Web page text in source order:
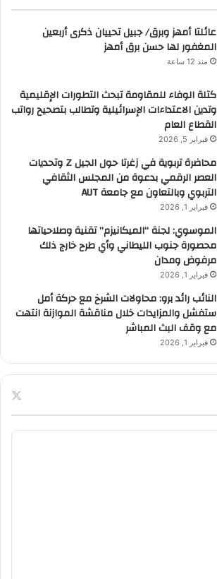
عائلتا أمهز وبرق/ جبيل تحييان ذكرى أربعين
المغفور لها حسن برق أمهز
منذ 12 ساعة
كتلة الوفاء للمقاومة تبحث التطورات الإقليمية
وتدين الاعتداءات الإسرائيلية وتطالب بتصحيح رواتب
القطاع العام
فبراير 5, 2026
محاضرة تربوية في زغرتا حول الجيل Z وتحديات
العصر الرقمي بدعوة من المجلس الثقافي
التربوي وبالتعاون مع جامعة AUT
فبراير 1, 2026
الموسوي: لجنة “الميكانيزم” تقنية وصلاحياتها
محصورة جنوب الليطاني وأي طرح خارج ذلك
مرفوض ومدان
فبراير 1, 2026
النائب رائد برو: محاولات الشرخ مع حركة أمل
ستفشل والمزايدات خلال مناقشة الموازنة انتهت
مع وقف البث المباشر
فبراير 1, 2026